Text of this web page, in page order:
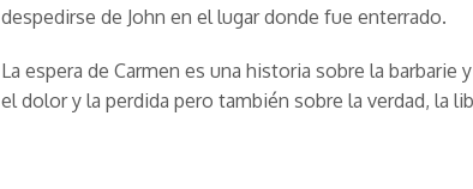
despedirse de John en el lugar donde fue enterrado.
La espera de Carmen es una historia sobre la barbarie
el dolor y la perdida pero también sobre la verdad, la